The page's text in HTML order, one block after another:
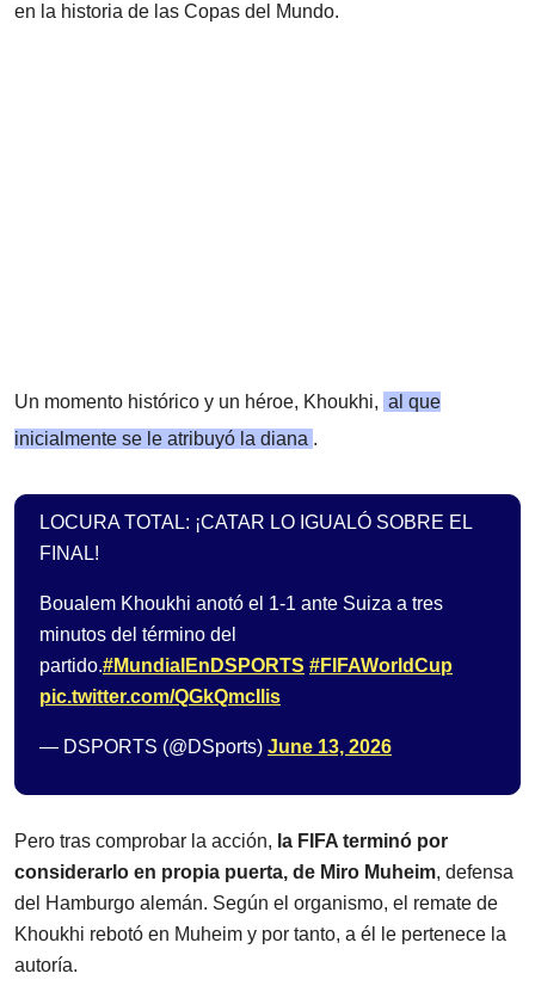
en la historia de las Copas del Mundo.
Un momento histórico y un héroe, Khoukhi, al que
inicialmente se le atribuyó la diana .
LOCURA TOTAL: ¡CATAR LO IGUALÓ SOBRE EL
FINAL!
Boualem Khoukhi anotó el 1-1 ante Suiza a tres
minutos del término del
partido.#MundialEnDSPORTS #FIFAWorldCup
pic.twitter.com/QGkQmcIlis
— DSPORTS (@DSports) June 13, 2026
Pero tras comprobar la acción, la FIFA terminó por
considerarlo en propia puerta, de Miro Muheim, defensa
del Hamburgo alemán. Según el organismo, el remate de
Khoukhi rebotó en Muheim y por tanto, a él le pertenece la
autoría.